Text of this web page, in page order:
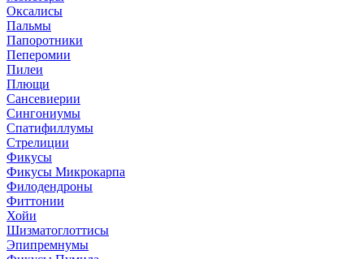
Оксалисы
Пальмы
Папоротники
Пеперомии
Пилеи
Плющи
Сансевиерии
Сингониумы
Спатифиллумы
Стрелиции
Фикусы
Фикусы Микрокарпа
Филодендроны
Фиттонии
Хойи
Шизматоглоттисы
Эпипремнумы